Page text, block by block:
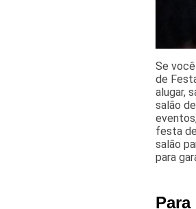
Se
de
alugar,
salão
festa
salão
para